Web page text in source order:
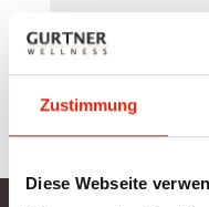
Zustimmung
Diese Webseite